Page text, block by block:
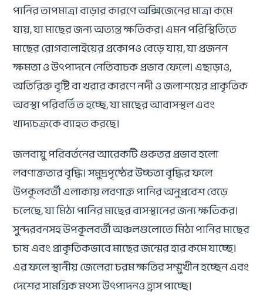
পানির তাপমাত্রা বাড়ার কারণে অক্সিজেনের মাত্রা কমে
যায়, যা মাছের জন্য অত্যন্ত ক্ষতিকর। এমন পরিস্থিতিতে
মাছের রোগবালাইয়ের প্রকোপও বেড়ে যায়, যা প্রজনন
ক্ষমতা ও উৎপাদনে নেতিবাচক প্রভাব ফেলে। এছাড়াও,
অতিরিক্ত বৃষ্টি বা খরার কারণে নদী ও জলাশয়ের প্রাকৃতিক
অবস্থা পরিবর্তিত হচ্ছে, যা মাছের আবাসস্থল এবং
খাদ্যচক্রকে ব্যাহত করছে।
জলবায়ু পরিবর্তনের আরেকটি গুরুতর প্রভাব হলো
লবণাক্ততার বৃদ্ধি। সমুদ্রপৃষ্ঠের উচ্চতা বৃদ্ধির ফলে
উপকূলবর্তী এলাকায় লবণাক্ত পানির অনুপ্রবেশ বেড়ে
চলেছে, যা মিঠা পানির মাছের বাসস্থানের জন্য ক্ষতিকর।
সুন্দরবনসহ উপকূলবর্তী অঞ্চলগুলোতে মিঠা পানির মাছের
চাষ এবং প্রাকৃতিকভাবে মাছের জন্মের হার কমে যাচ্ছে।
এর ফলে স্থানীয় জেলেরা চরম ক্ষতির সম্মুখীন হচ্ছেন এবং
দেশের সামগ্রিক মৎস্য উৎপাদনও হ্রাস পাচ্ছে।